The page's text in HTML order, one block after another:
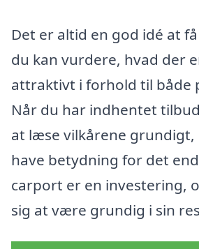
Det er altid en god idé at
du kan vurdere, hvad der
attraktivt i forhold til både
Når du har indhentet
at læse vilkårene grundigt,
have betydning for det
carport er en investering,
sig at være grundig i sin